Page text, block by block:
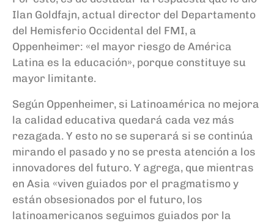
Ilan Goldfajn, actual director del Departamento
del Hemisferio Occidental del FMI, a
Oppenheimer: «el mayor riesgo de América
Latina es la educación», porque constituye su
mayor limitante.
Según Oppenheimer, si Latinoamérica no mejora
la calidad educativa quedará cada vez más
rezagada. Y esto no se superará si se continúa
mirando el pasado y no se presta atención a los
innovadores del futuro. Y agrega, que mientras
en Asia «viven guiados por el pragmatismo y
están obsesionados por el futuro, los
latinoamericanos seguimos guiados por la